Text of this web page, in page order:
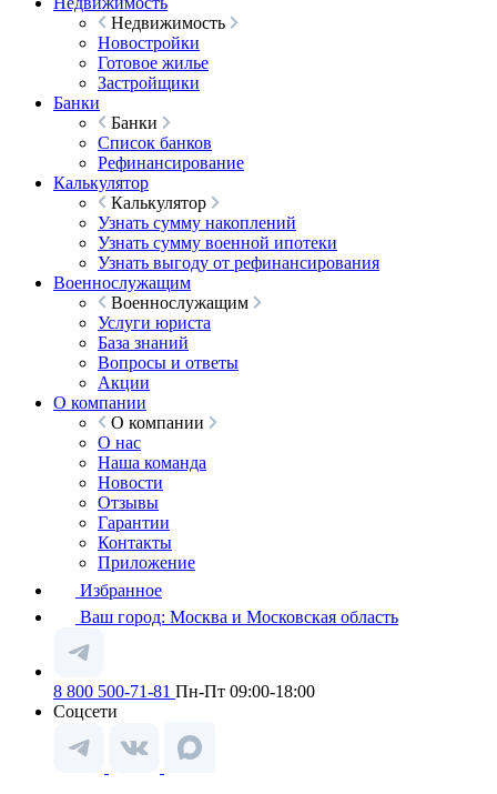
Недвижимость
Новостройки
Готовое жилье
Застройщики
Банки
Банки
Список банков
Рефинансирование
Калькулятор
Калькулятор
Узнать сумму накоплений
Узнать сумму военной ипотеки
Узнать выгоду от рефинансирования
Военнослужащим
Военнослужащим
Услуги юриста
База знаний
Вопросы и ответы
Акции
О компании
О компании
О нас
Наша команда
Новости
Отзывы
Гарантии
Контакты
Приложение
Избранное
Ваш город: Москва и Московская область
8 800 500-71-81 Пн-Пт 09:00-18:00
Соцсети